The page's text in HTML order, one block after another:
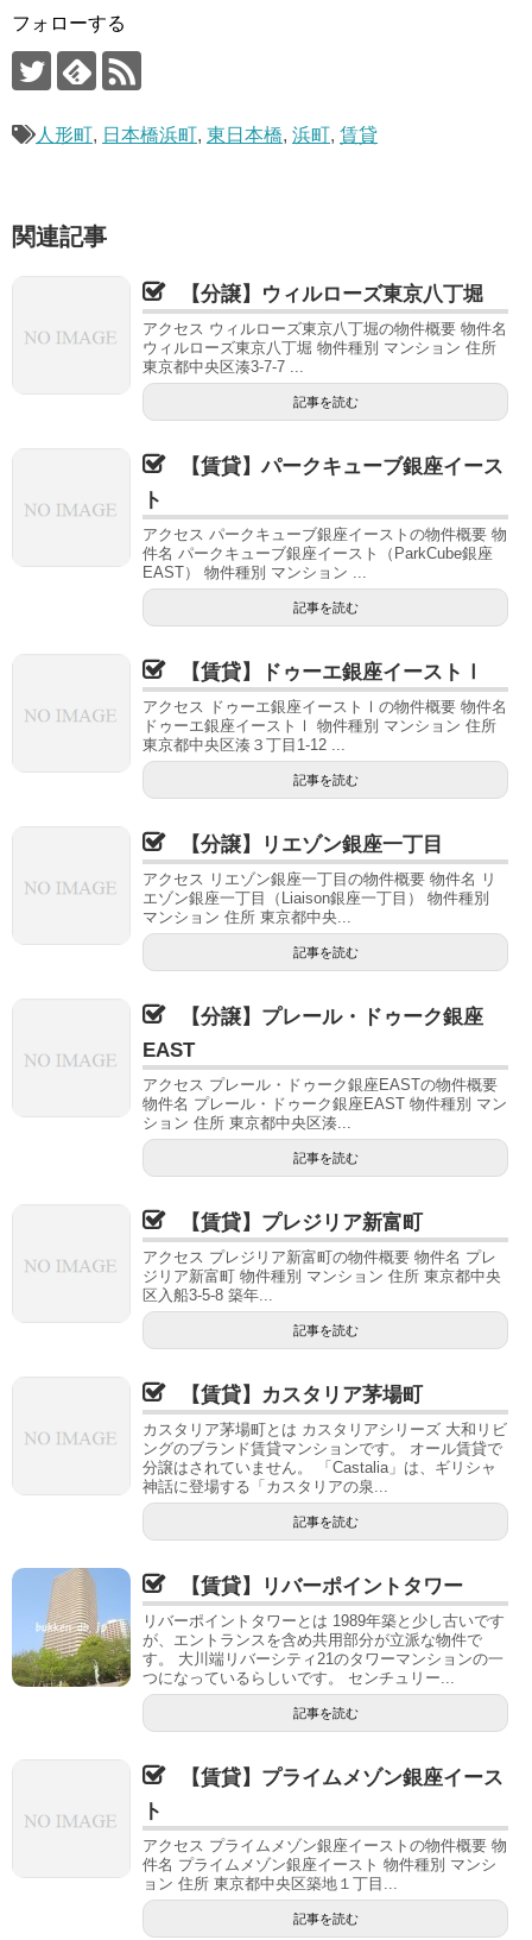
フォローする
人形町, 日本橋浜町, 東日本橋, 浜町, 賃貸
関連記事
【分譲】ウィルローズ東京八丁堀
アクセス ウィルローズ東京八丁堀の物件概要 物件名
ウィルローズ東京八丁堀 物件種別 マンション 住所
東京都中央区湊3-7-7 ...
記事を読む
【賃貸】パークキューブ銀座イース
ト
アクセス パークキューブ銀座イーストの物件概要 物
件名 パークキューブ銀座イースト（ParkCube銀座
EAST） 物件種別 マンション ...
記事を読む
【賃貸】ドゥーエ銀座イーストⅠ
アクセス ドゥーエ銀座イーストⅠの物件概要 物件名
ドゥーエ銀座イーストⅠ 物件種別 マンション 住所
東京都中央区湊３丁目1-12 ...
記事を読む
【分譲】リエゾン銀座一丁目
アクセス リエゾン銀座一丁目の物件概要 物件名 リ
エゾン銀座一丁目（Liaison銀座一丁目） 物件種別
マンション 住所 東京都中央...
記事を読む
【分譲】プレール・ドゥーク銀座
EAST
アクセス プレール・ドゥーク銀座EASTの物件概要
物件名 プレール・ドゥーク銀座EAST 物件種別 マン
ション 住所 東京都中央区湊...
記事を読む
【賃貸】プレジリア新富町
アクセス プレジリア新富町の物件概要 物件名 プレ
ジリア新富町 物件種別 マンション 住所 東京都中央
区入船3-5-8 築年...
記事を読む
【賃貸】カスタリア茅場町
カスタリア茅場町とは カスタリアシリーズ 大和リビ
ングのブランド賃貸マンションです。 オール賃貸で
分譲はされていません。 「Castalia」は、ギリシャ
神話に登場する「カスタリアの泉...
記事を読む
【賃貸】リバーポイントタワー
リバーポイントタワーとは 1989年築と少し古いです
が、エントランスを含め共用部分が立派な物件で
す。 大川端リバーシティ21のタワーマンションの一
つになっているらしいです。 センチュリー...
記事を読む
【賃貸】プライムメゾン銀座イース
ト
アクセス プライムメゾン銀座イーストの物件概要 物
件名 プライムメゾン銀座イースト 物件種別 マンシ
ョン 住所 東京都中央区築地１丁目...
記事を読む